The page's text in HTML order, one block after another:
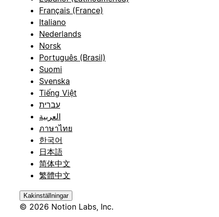
Français (France)
Italiano
Nederlands
Norsk
Português (Brasil)
Suomi
Svenska
Tiếng Việt
עברית
العربية
ภาษาไทย
한국어
日本語
简体中文
繁體中文
Kakinställningar
© 2026 Notion Labs, Inc.